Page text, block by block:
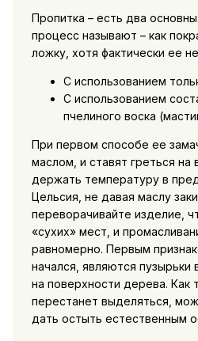
Пропитка – есть два
процесс называют – как
ложку, хотя фактически ее
С использованием
С использованием
пчелиного воска
При первом способе ее
маслом, и ставят греться
держать температуру в
Цельсия, не давая маслу
переворачивайте изделие,
«сухих» мест, и
равномерно. Первым
начался, являются
на поверхности дерева. Как
перестанет выделяться,
дать остыть естественным